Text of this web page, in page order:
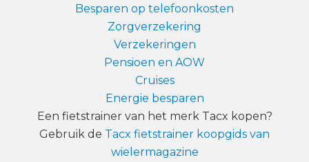
Besparen op telefoonkosten
Zorgverzekering
Verzekeringen
Pensioen en AOW
Cruises
Energie besparen
Een fietstrainer van het merk Tacx kopen?
Gebruik de Tacx fietstrainer koopgids van
wielermagazine